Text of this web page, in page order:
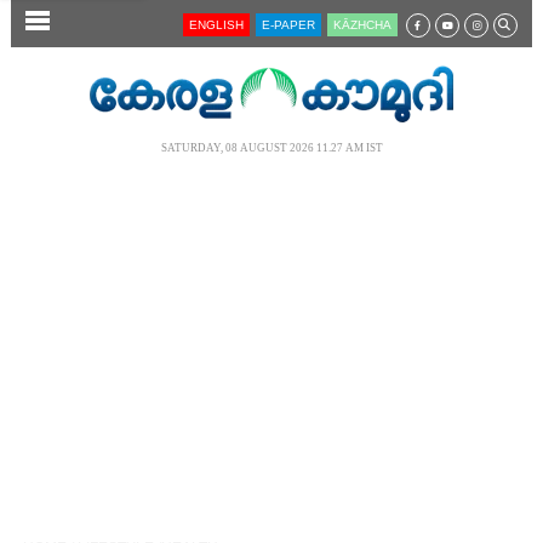
SECTIONS ENGLISH E-PAPER KĀZHCHA
SATURDAY, 08 AUGUST 2026 11.27 AM IST